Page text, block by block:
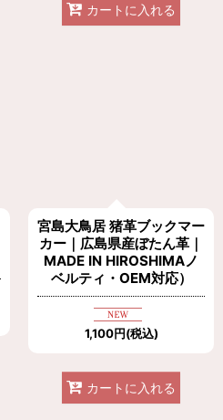
カートに入れる
宮島大鳥居 猪革ブックマー
カー｜広島県産ぼたん革｜
MADE IN HIROSHIMAノ
ベルティ・OEM対応）
1,100円(税込)
カートに入れる